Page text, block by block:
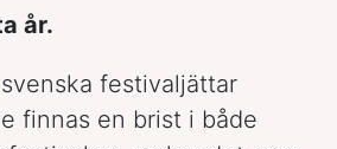
år.
festivaljättar
finnas en brist i både